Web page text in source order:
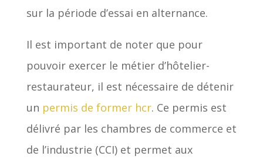
sur la période d’essai en alternance.
Il est important de noter que pour
pouvoir exercer le métier d’hôtelier-
restaurateur, il est nécessaire de détenir
un permis de former hcr. Ce permis est
délivré par les chambres de commerce et
de l’industrie (CCI) et permet aux